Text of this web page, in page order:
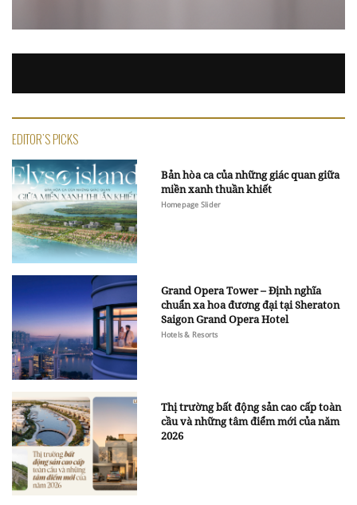
EDITOR'S PICKS
Bản hòa ca của những giác quan giữa
miền xanh thuần khiết
Homepage Slider
Grand Opera Tower – Định nghĩa
chuẩn xa hoa đương đại tại Sheraton
Saigon Grand Opera Hotel
Hotels & Resorts
Thị trường bất động sản cao cấp toàn
cầu và những tâm điểm mới của năm
2026